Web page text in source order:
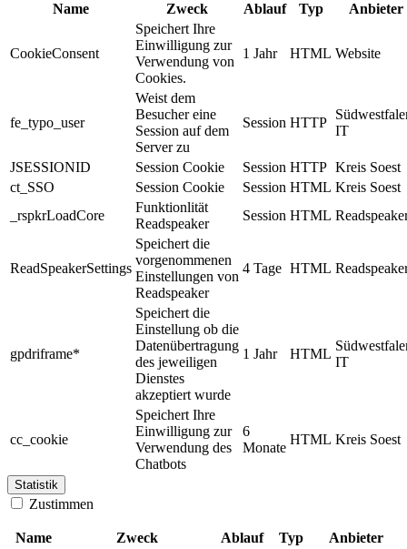
Name Zweck Ablauf Typ Anbieter
CookieConsent
Speichert Ihre
Einwilligung zur
Verwendung von
Cookies.
1 Jahr HTML Website
fe_typo_user
Weist dem
Besucher eine
Session auf dem
Server zu
Session HTTP
IT
JSESSIONID Session Cookie Session HTTP Kreis Soest
ct_SSO
Session Cookie Session HTML Kreis Soest
_rspkrLoadCore
Funktionlität
Readspeaker
Session HTML
ReadSpeakerSettings
Speichert die
vorgenommenen
Einstellungen von
Readspeaker
4 Tage HTML
gpdriframe*
Speichert die
Einstellung ob die
Datenübertragung
des jeweiligen
Dienstes
akzeptiert wurde
1 Jahr HTML
IT
cc_cookie
Speichert Ihre
Einwilligung zur
Verwendung des
Chatbots
6
Monate
HTML Kreis Soest
Statistik
Zustimmen
Name Zweck Ablauf Typ Anbieter